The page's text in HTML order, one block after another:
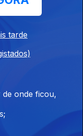
Com Pedro
Com
Internacional
tarde
onde ficou,